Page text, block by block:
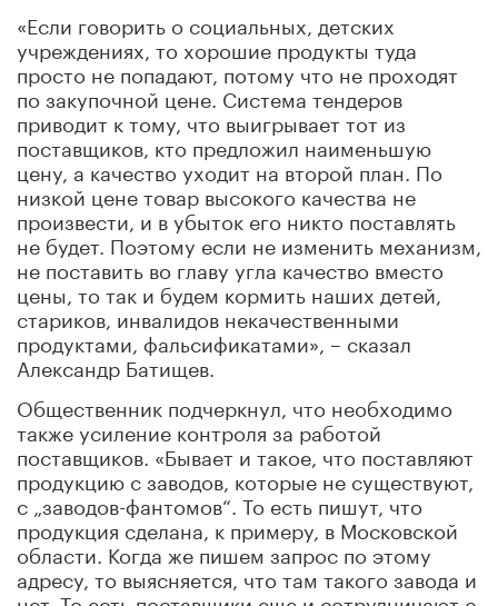
«Если говорить о социальных, детских
учреждениях, то хорошие продукты туда
просто не попадают, потому что не проходят
по закупочной цене. Система тендеров
приводит к тому, что выигрывает тот из
поставщиков, кто предложил наименьшую
цену, а качество уходит на второй план. По
низкой цене товар высокого качества не
произвести, и в убыток его никто поставлять
не будет. Поэтому если не изменить механизм,
не поставить во главу угла качество вместо
цены, то так и будем кормить наших детей,
стариков, инвалидов некачественными
продуктами, фальсификатами», – сказал
Александр Батищев.
Общественник подчеркнул, что необходимо
также усиление контроля за работой
поставщиков. «Бывает и такое, что поставляют
продукцию с заводов, которые не существуют,
с „заводов-фантомов“. То есть пишут, что
продукция сделана, к примеру, в Московской
области. Когда же пишем запрос по этому
адресу, то выясняется, что там такого завода и